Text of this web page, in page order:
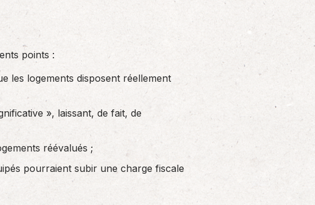
points :
les logements disposent réellement
», laissant, de fait, de
réévalués ;
pourraient subir une charge fiscale